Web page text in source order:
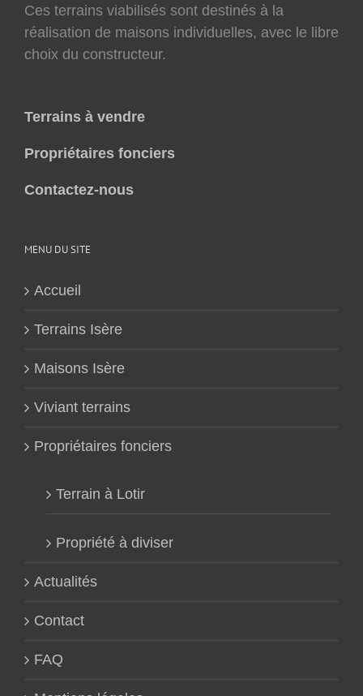
Ces terrains viabilisés sont destinés à la
réalisation de maisons individuelles, avec le libre
choix du constructeur.
Terrains à vendre
Propriétaires fonciers
Contactez-nous
MENU DU SITE
Accueil
Terrains Isère
Maisons Isère
Viviant terrains
Propriétaires fonciers
Terrain à Lotir
Propriété à diviser
Actualités
Contact
FAQ